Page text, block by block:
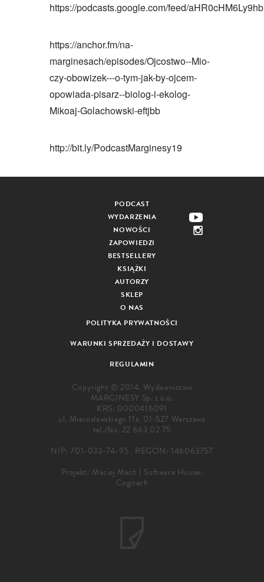
https://podcasts.google.com/feed/
https://anchor.fm/na-
marginesach/episodes/Ojcostwo--Mio-
czy-obowizek---o-tym-jak-by-ojcem-
opowiada-pisarz--biolog-i-ekolog-
Mikoaj-Golachowski-eftjbb
http://bit.ly/PodcastMarginesy19
PODCAST
WYDARZENIA
NOWOŚCI
ZAPOWIEDZI
BESTSELLERY
KSIĄŻKI
AUTORZY
SKLEP
O NAS
POLITYKA PRYWATNOŚCI
WARUNKI SPRZEDAŻY I DOSTAWY
REGULAMIN
Copyright © 2014. Wydawnictwo
MARGINESY Sp. z o.o.
KRS: 0000416091
ul. Mierosławskiego 11a, 01-527 Warszawa
tel./fax. 22 663 02 75
NIP: 701-033-74-95 , REGON: 146063757
Projekt: Maciej Mach | Software House:
Cogitech